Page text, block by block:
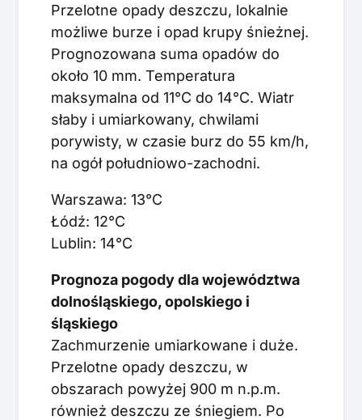
Przelotne opady deszczu, lokalnie
możliwe burze i opad krupy śnieżnej.
Prognozowana suma opadów do
około 10 mm. Temperatura
maksymalna od 11°C do 14°C. Wiatr
słaby i umiarkowany, chwilami
porywisty, w czasie burz do 55 km/h,
na ogół południowo-zachodni.
Warszawa: 13°C
Łódź: 12°C
Lublin: 14°C
Prognoza pogody dla województwa
dolnośląskiego, opolskiego i
śląskiego
Zachmurzenie umiarkowane i duże.
Przelotne opady deszczu, w
obszarach powyżej 900 m n.p.m.
również deszczu ze śniegiem. Po